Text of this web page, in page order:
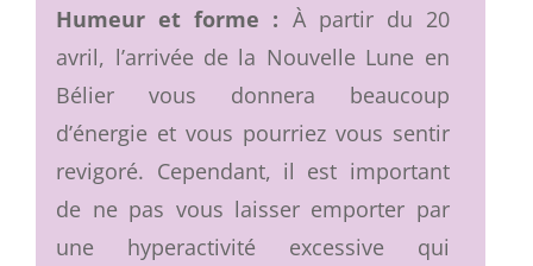
Humeur et forme : À partir du 20
avril, l’arrivée de la Nouvelle Lune en
Bélier vous donnera beaucoup
d’énergie et vous pourriez vous sentir
revigoré. Cependant, il est important
de ne pas vous laisser emporter par
une hyperactivité excessive qui